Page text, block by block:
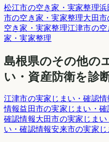
松江市の空き家・実家整理浜
市の空き家・実家整理大田市
空き家・実家整理江津市の空
家・実家整理
島根県のその他の
い・資産防衛を診
江津市の実家じまい・確認情
情報益田市の実家じまい・確
確認情報大田市の実家じまい
い・確認情報安来市の実家じ